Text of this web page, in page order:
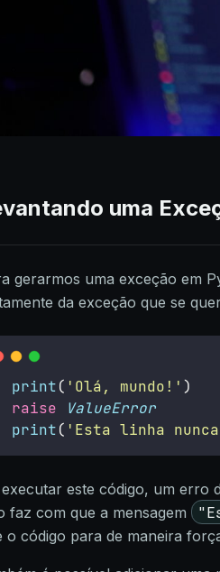
uma
gerarmos uma exceção em
da exceção que se
print( ' Olá, mundo! ' )
raise
ValueError
print( ' Esta linha
este código, um erro
faz com que a mensagem
o código para de maneira